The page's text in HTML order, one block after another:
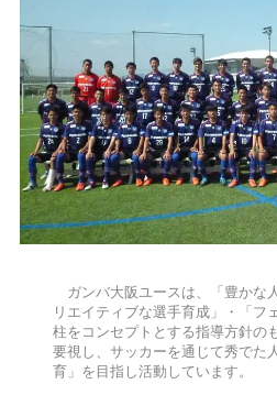
ガンバ大阪ユースは、「豊かな
リエイティブな選手育成」・「フ
柱をコンセプトとする指導方針の
要視し、サッカーを通じて秀でた
育」を目指し活動しています。